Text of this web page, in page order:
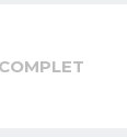
COMPLET